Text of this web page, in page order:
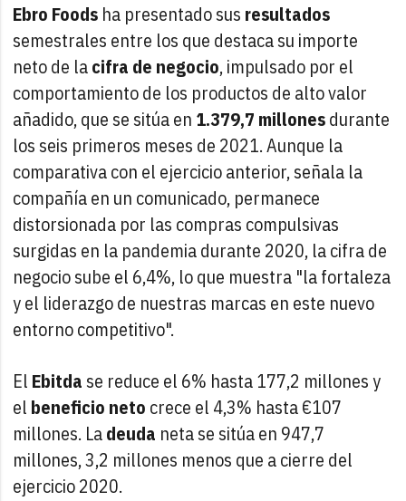
Ebro Foods ha presentado sus resultados
semestrales entre los que destaca su importe
neto de lacifra de negocio, impulsado por el
comportamiento de los productos de alto valor
añadido, que se sitúa en 1.379,7 millonesdurante
los seis primeros meses de 2021. Aunque la
comparativa con el ejercicio anterior, señala la
compañía en un comunicado, permanece
distorsionada por las compras compulsivas
surgidas en la pandemia durante 2020, la cifra de
negocio sube el 6,4%, lo que muestra "la fortaleza
y el liderazgo de nuestras marcas en este nuevo
entorno competitivo".
El Ebitda se reduce el 6% hasta 177,2 millones y
el beneficio neto crece el 4,3% hasta €107
millones. Ladeuda neta se sitúa en 947,7
millones, 3,2 millones menos que a cierre del
ejercicio 2020.